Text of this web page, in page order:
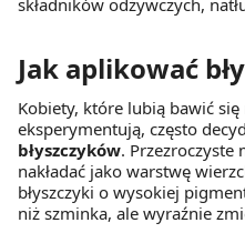
składników odżywczych,
Jak aplikować
Kobiety, które lubią bawić
eksperymentują, często
błyszczyków. Przezroczyste
nakładać jako warstwę
błyszczyki o wysokiej
niż szminka, ale wyraźnie